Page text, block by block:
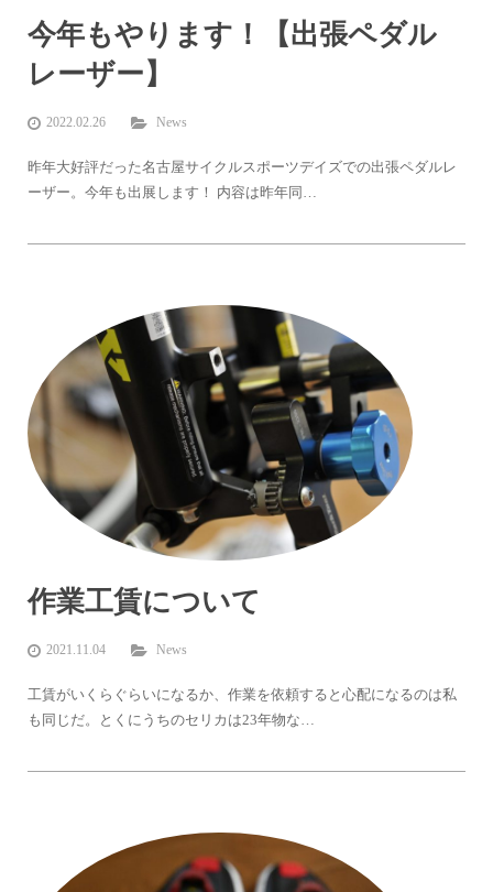
今年もやります！【出張ペダル
レーザー】
2022.02.26 News
昨年大好評だった名古屋サイクルスポーツデイズでの出張ペダルレ
ーザー。今年も出展します！ 内容は昨年同…
作業工賃について
2021.11.04 News
工賃がいくらぐらいになるか、作業を依頼すると心配になるのは私
も同じだ。とくにうちのセリカは23年物な…